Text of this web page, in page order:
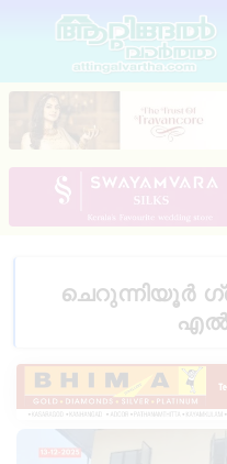
ചെറുന്നിയൂർ